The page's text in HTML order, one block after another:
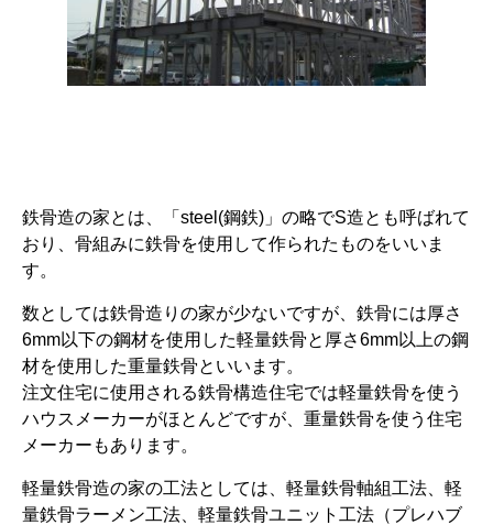
鉄骨造の家とは、「steel(鋼鉄)」の略でS造とも呼ばれて
おり、骨組みに鉄骨を使用して作られたものをいいま
す。
数としては鉄骨造りの家が少ないですが、鉄骨には厚さ
6mm以下の鋼材を使用した軽量鉄骨と厚さ6mm以上の鋼
材を使用した重量鉄骨といいます。
注文住宅に使用される鉄骨構造住宅では軽量鉄骨を使う
ハウスメーカーがほとんどですが、重量鉄骨を使う住宅
メーカーもあります。
軽量鉄骨造の家の工法としては、軽量鉄骨軸組工法、軽
量鉄骨ラーメン工法、軽量鉄骨ユニット工法（プレハブ